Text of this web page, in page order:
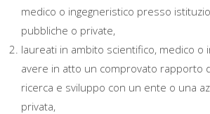
medico o ingegneristico presso
pubbliche o private,
laureati in ambito scientifico, medico o
avere in atto un comprovato rapporto
ricerca e sviluppo con un ente o una
privata,